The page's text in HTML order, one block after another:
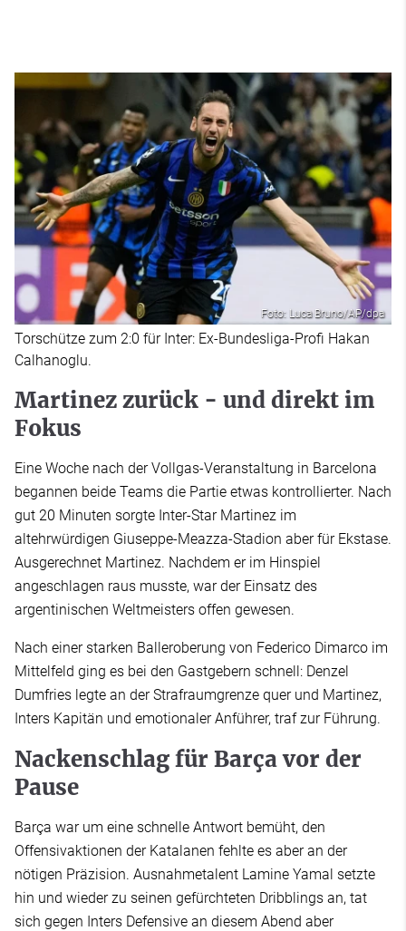
Foto: Luca Bruno/AP/dpa
Torschütze zum 2:0 für Inter: Ex-Bundesliga-Profi Hakan
Calhanoglu.
Martinez zurück - und direkt im
Fokus
Eine Woche nach der Vollgas-Veranstaltung in Barcelona
begannen beide Teams die Partie etwas kontrollierter. Nach
gut 20 Minuten sorgte Inter-Star Martinez im
altehrwürdigen Giuseppe-Meazza-Stadion aber für Ekstase.
Ausgerechnet Martinez. Nachdem er im Hinspiel
angeschlagen raus musste, war der Einsatz des
argentinischen Weltmeisters offen gewesen.
Nach einer starken Balleroberung von Federico Dimarco im
Mittelfeld ging es bei den Gastgebern schnell: Denzel
Dumfries legte an der Strafraumgrenze quer und Martinez,
Inters Kapitän und emotionaler Anführer, traf zur Führung.
Nackenschlag für Barça vor der
Pause
Barça war um eine schnelle Antwort bemüht, den
Offensivaktionen der Katalanen fehlte es aber an der
nötigen Präzision. Ausnahmetalent Lamine Yamal setzte
hin und wieder zu seinen gefürchteten Dribblings an, tat
sich gegen Inters Defensive an diesem Abend aber